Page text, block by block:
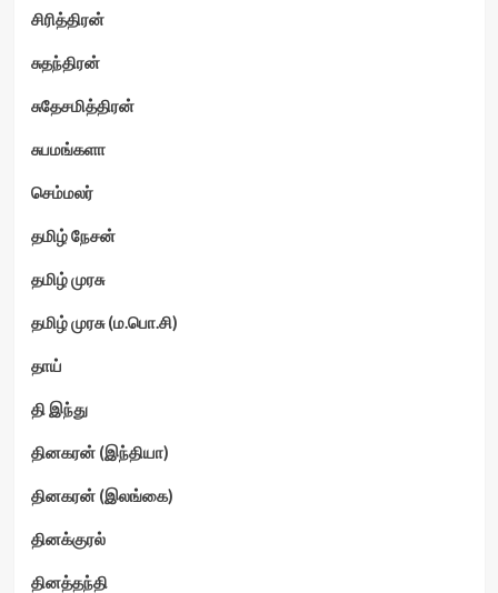
சிரித்திரன்
சுதந்திரன்
சுதேசமித்திரன்
சுபமங்களா
செம்மலர்
தமிழ் நேசன்
தமிழ் முரசு
தமிழ் முரசு (ம.பொ.சி)
தாய்
தி இந்து
தினகரன் (இந்தியா)
தினகரன் (இலங்கை)
தினக்குரல்
தினத்தந்தி